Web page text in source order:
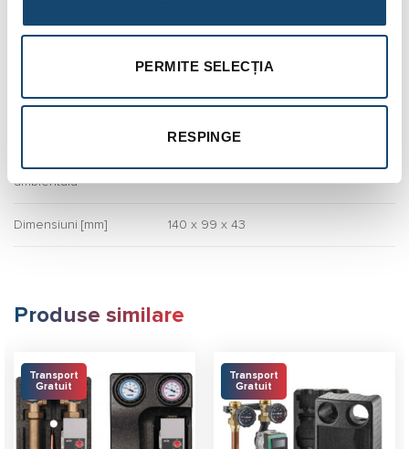
PERMITE SELECȚIA
RESPINGE
TP- ieșire termostat ambiental
controlul vanei de amestec
Temperatură
ambientală
T40
Dimensiuni [mm] 140 x 99 x 43
Produse similare
Transport
Gratuit
Transport
Gratuit